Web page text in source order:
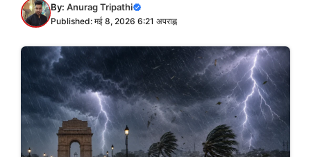
By: Anurag Tripathi
Published: मई 8, 2026 6:21 अपराह्न